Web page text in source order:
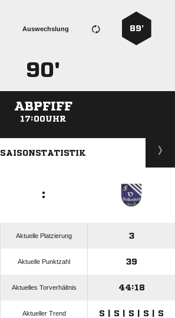
89’
Auswechslung
90'
ABPFIFF
17:00UHR
ANZEIGE
SAISONSTATISTIK
:
Aktuelle Platzierung 3
Aktuelle Punktzahl 39
Aktuelles Torverhältnis 44:18
Aktueller Trend S | S | S | S | S